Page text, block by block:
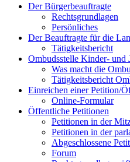
Der Bürgerbeauftragte
Rechtsgrundlagen
Persönliches
Der Beauftragte für die
Tätigkeitsbericht
Ombudsstelle Kinder- und
Was macht die
Tätigkeitsbericht
Einreichen einer Petition/
Online-Formular
Öffentliche Petitionen
Petitionen in der
Petitionen in der
Abgeschlossene
Forum